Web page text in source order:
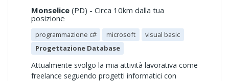
Monselice (PD) - Circa 10km dalla tua
posizione
programmazione c# microsoft
visual basic
Progettazione Database
Attualmente svolgo la mia attività lavorativa come
freelance seguendo progetti informatici con